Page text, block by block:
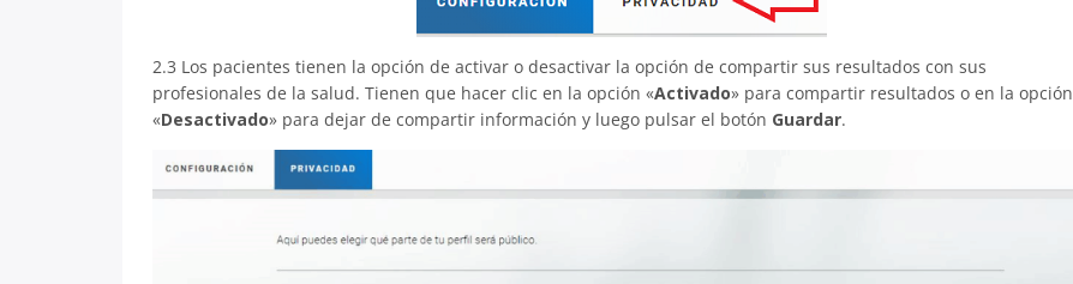
2.3 Los pacientes tienen la opción de activar o desactivar la opción de compartir sus resultados con sus
profesionales de la salud. Tienen que hacer clic en la opción «Activado» para compartir resultados o en la opción
«Desactivado» para dejar de compartir información y luego pulsar el botón Guardar.